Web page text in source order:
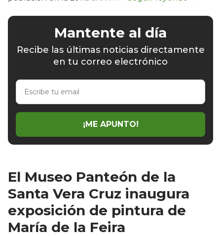
Mantente al día
Recibe las últimas noticias directamente
en tu correo electrónico
Escribe
email
¡ME APUNTO!
El Museo Panteón de la
Santa Vera Cruz inaugura
exposición de pintura de
María de la Feira